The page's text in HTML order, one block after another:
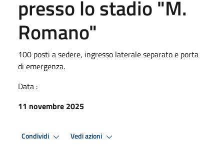
presso lo stadio "M.
Romano"
100 posti a sedere, ingresso laterale separato e porta
di emergenza.
Data :
11 novembre 2025
Condividi Vedi azioni